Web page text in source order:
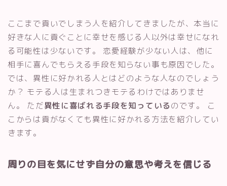
ここまで貢いでしまう人を紹介してきましたが、本当に
好きな人に貢ぐことに幸せを感じる人以外は幸せになれ
る可能性は少ないです。 恋愛経験が少ない人は、他に
相手に喜んでもらえる手段を知らない事も原因でした。
では、異性に好かれる人とはどのような人なのでしょう
か？ モテる人は生まれつきモテるわけではありませ
ん。 ただ異性に喜ばれる手段を知っているのです。 こ
こからは貢がなくても異性に好かれる方法を紹介してい
きます。
周りの目を気にせず自分の意思や考えを信じる